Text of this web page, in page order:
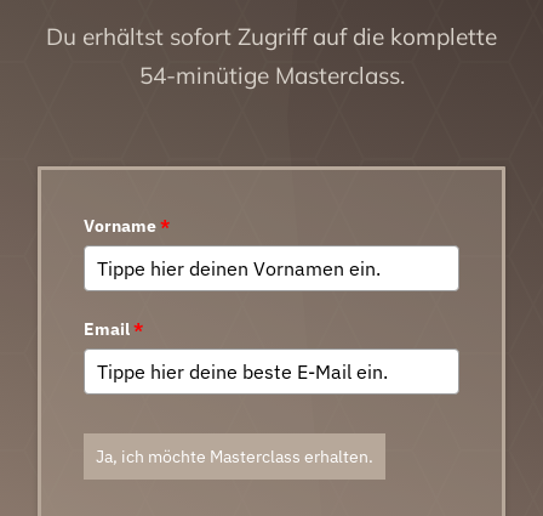
Du erhältst sofort Zugriff auf die komplette
54-minütige Masterclass.
Vorname*
Email*
Ja, ich möchte Masterclass erhalten.